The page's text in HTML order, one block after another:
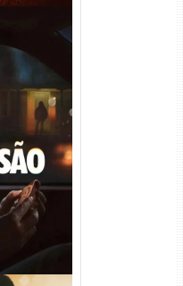
(2026)
Dual